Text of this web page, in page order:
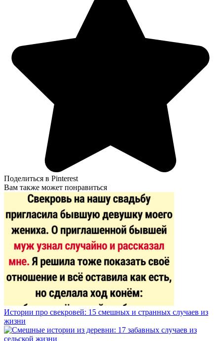
Поделиться в Pinterest
Вам также может понравиться
Истории про свекровей: 15 смешных и странных случаев из
жизни